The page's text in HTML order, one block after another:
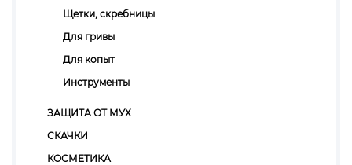
Щетки, скребницы
Для гривы
Для копыт
Инструменты
ЗАЩИТА ОТ МУХ
СКАЧКИ
КОСМЕТИКА